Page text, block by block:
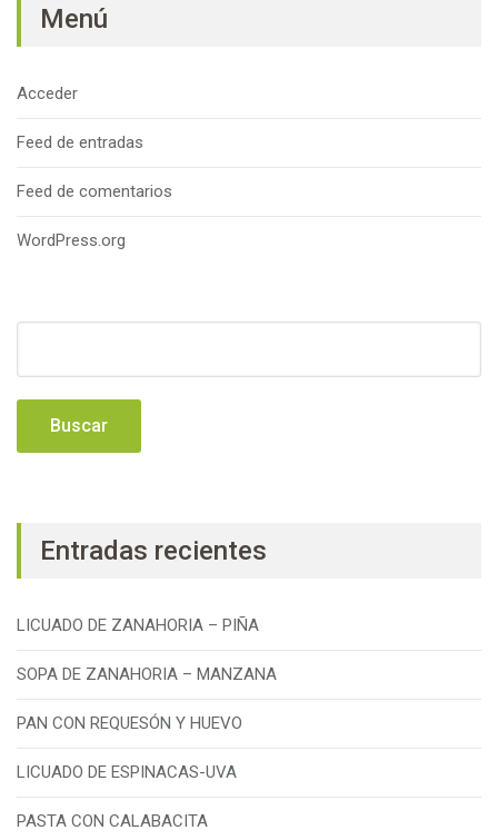
Menú
Acceder
Feed de entradas
Feed de comentarios
WordPress.org
Entradas recientes
LICUADO DE ZANAHORIA – PIÑA
SOPA DE ZANAHORIA – MANZANA
PAN CON REQUESÓN Y HUEVO
LICUADO DE ESPINACAS-UVA
PASTA CON CALABACITA